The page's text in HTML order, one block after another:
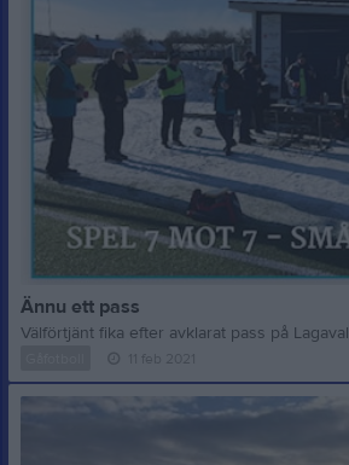
Ännu ett pass
Välförtjänt fika efter avklarat pass på